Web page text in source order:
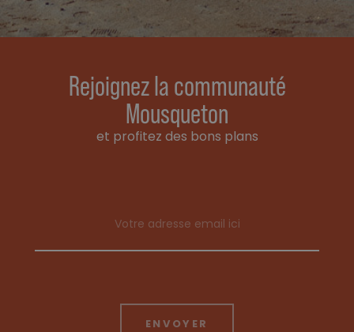
Rejoignez la communauté
Mousqueton
et profitez des bons plans